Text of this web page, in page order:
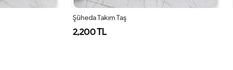
Şüheda Takım Taş
2,200 TL